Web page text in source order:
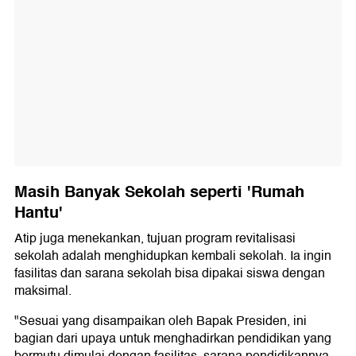
Masih Banyak Sekolah seperti 'Rumah
Hantu'
Atip juga menekankan, tujuan program revitalisasi
sekolah adalah menghidupkan kembali sekolah. Ia ingin
fasilitas dan sarana sekolah bisa dipakai siswa dengan
maksimal.
"Sesuai yang disampaikan oleh Bapak Presiden, ini
bagian dari upaya untuk menghadirkan pendidikan yang